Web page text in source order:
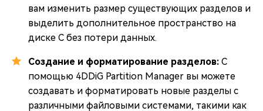
вам изменить размер существующих разделов и
выделить дополнительное пространство на
диске C без потери данных.
Создание и форматирование разделов: С
помощью 4DDiG Partition Manager вы можете
создавать и форматировать новые разделы с
различными файловыми системами, такими как